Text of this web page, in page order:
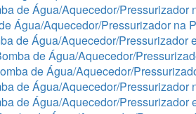
de Água/Aquecedor/Pressurizador
Água/Aquecedor/Pressurizador na
de Água/Aquecedor/Pressurizador
de Água/Aquecedor/
de Água/Aquecedor/
de Água/Aquecedor/Pressurizador
de Água/Aquecedor/Pressurizador